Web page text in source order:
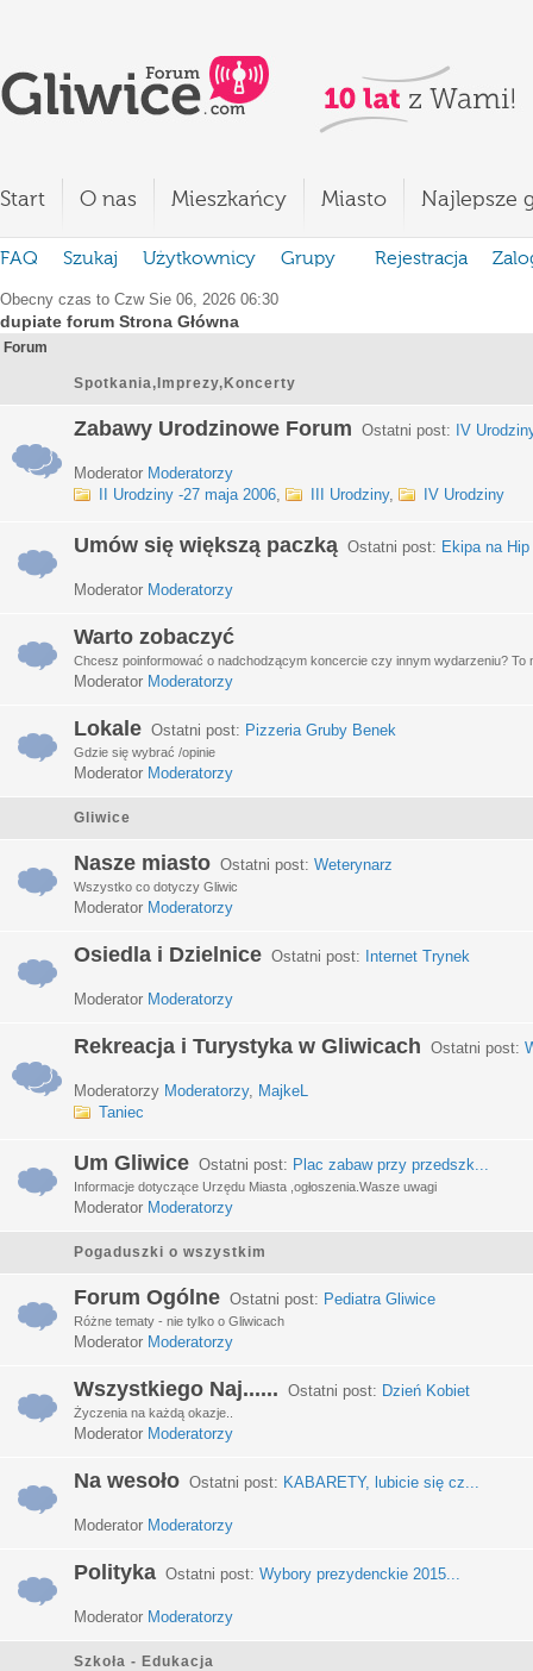
Start O nas Mieszkańcy Miasto Najlepsze
FAQ Szukaj Użytkownicy Grupy Rejestracja
Obecny czas to Czw Sie 06, 2026 06:30
dupiate forum Strona Główna
Forum
Spotkania,Imprezy,Koncerty
Zabawy Urodzinowe Forum Ostatni post: IV
Moderator Moderatorzy
II Urodziny -27 maja 2006, III Urodziny, IV Urodziny
Umów się większą paczką Ostatni post: Ekipa na
Moderator Moderatorzy
Warto zobaczyć
Chcesz poinformować o nadchodzącym koncercie czy innym wydarzeniu? To
Moderator Moderatorzy
Lokale Ostatni post: Pizzeria Gruby Benek
Gdzie się wybrać /opinie
Moderator Moderatorzy
Gliwice
Nasze miasto Ostatni post: Weterynarz
Wszystko co dotyczy Gliwic
Moderator Moderatorzy
Osiedla i Dzielnice Ostatni post: Internet Trynek
Moderator Moderatorzy
Rekreacja i Turystyka w Gliwicach Ostatni post:
Moderatorzy Moderatorzy, MajkeL
Taniec
Um Gliwice Ostatni post: Plac zabaw przy przedszk...
Informacje dotyczące Urzędu Miasta ,ogłoszenia.Wasze uwagi
Moderator Moderatorzy
Pogaduszki o wszystkim
Forum Ogólne Ostatni post: Pediatra Gliwice
Różne tematy - nie tylko o Gliwicach
Moderator Moderatorzy
Wszystkiego Naj...... Ostatni post: Dzień Kobiet
Życzenia na każdą okazje..
Moderator Moderatorzy
Na wesoło Ostatni post: KABARETY, lubicie się cz...
Moderator Moderatorzy
Polityka Ostatni post: Wybory prezydenckie 2015...
Moderator Moderatorzy
Szkoła - Edukacja